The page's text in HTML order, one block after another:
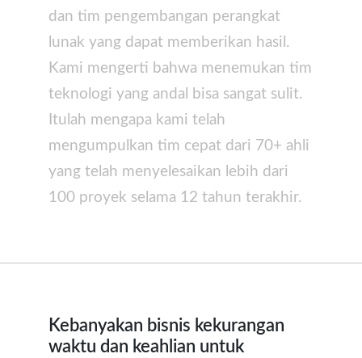
dan tim pengembangan perangkat
lunak yang dapat memberikan hasil.
Kami mengerti bahwa menemukan tim
teknologi yang andal bisa sangat sulit.
Itulah mengapa kami telah
mengumpulkan tim cepat dari 70+ ahli
yang telah menyelesaikan lebih dari
100 proyek selama 12 tahun terakhir.
Kebanyakan bisnis kekurangan
waktu dan keahlian untuk